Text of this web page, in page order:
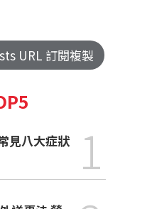
URL 訂閱複製
1